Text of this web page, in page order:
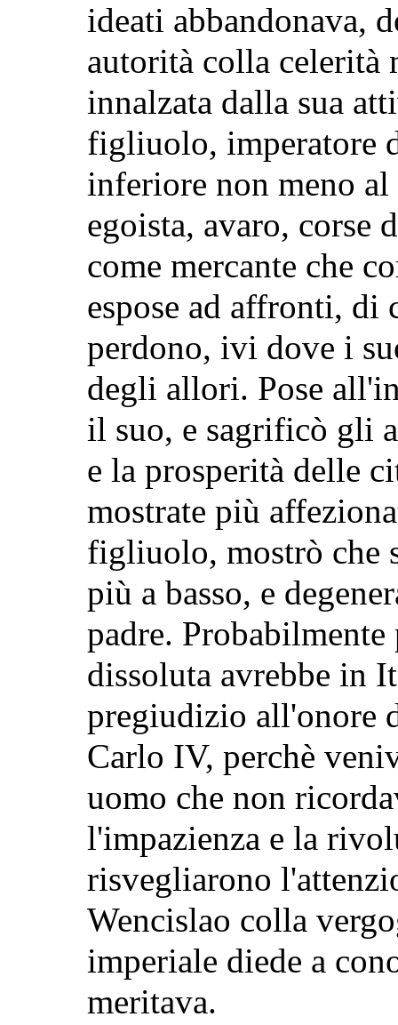
ideati abbandonava,
autorità colla celerità
innalzata dalla sua
figliuolo, imperatore
inferiore non meno
egoista, avaro, corse
come mercante che
espose ad affronti, di
perdono, ivi dove i
degli allori. Pose
il suo, e sagrificò gli
e la prosperità delle
mostrate più
figliuolo, mostrò che
più a basso, e
padre.
dissoluta avrebbe in
pregiudizio all'onore
Carlo IV, perchè
uomo che non
l'impazienza e la
risvegliarono
Wencislao colla
imperiale diede a
meritava.